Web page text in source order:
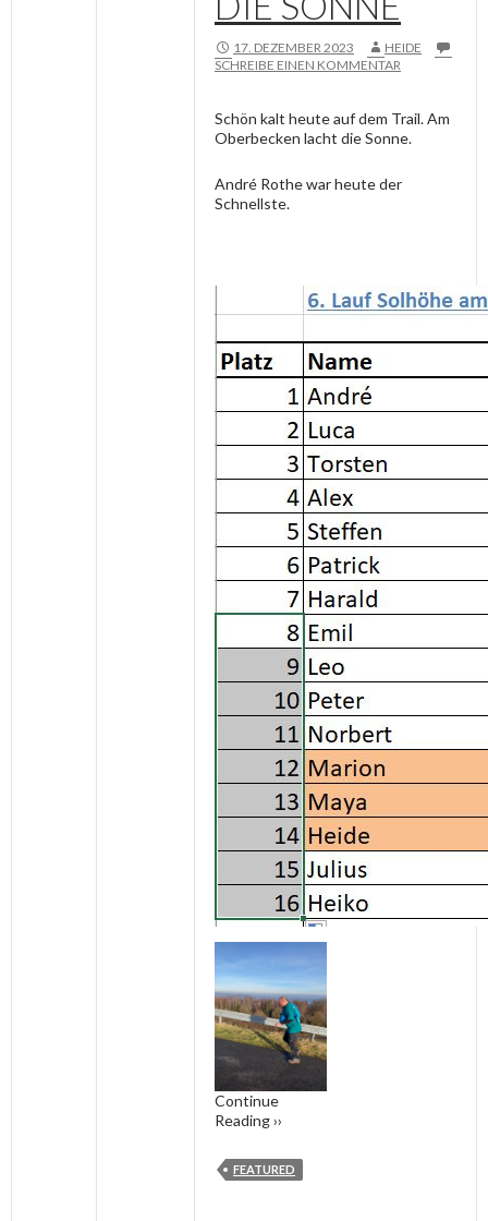
17. DEZEMBER 2023
HEIDE
SCHREIBE EINEN KOMMENTAR
Schön kalt heute auf dem Trail. Am
Oberbecken lacht die Sonne.
André Rothe war heute der
Schnellste.
Continue
Reading ››
FEATURED